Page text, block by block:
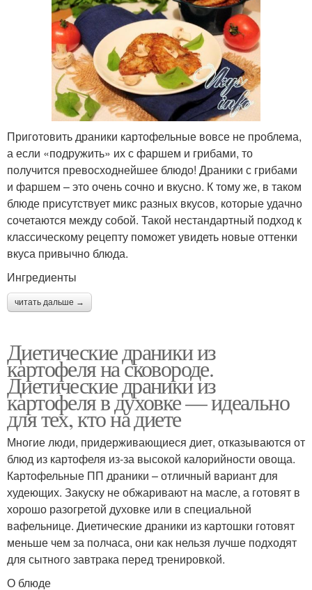
Приготовить драники картофельные вовсе не проблема,
а если «подружить» их с фаршем и грибами, то
получится превосходнейшее блюдо! Драники с грибами
и фаршем – это очень сочно и вкусно. К тому же, в таком
блюде присутствует микс разных вкусов, которые удачно
сочетаются между собой. Такой нестандартный подход к
классическому рецепту поможет увидеть новые оттенки
вкуса привычно блюда.
Ингредиенты
читать дальше →
Диетические драники из
картофеля на сковороде.
Диетические драники из
картофеля в духовке — идеально
для тех, кто на диете
Многие люди, придерживающиеся диет, отказываются от
блюд из картофеля из-за высокой калорийности овоща.
Картофельные ПП драники – отличный вариант для
худеющих. Закуску не обжаривают на масле, а готовят в
хорошо разогретой духовке или в специальной
вафельнице. Диетические драники из картошки готовят
меньше чем за полчаса, они как нельзя лучше подходят
для сытного завтрака перед тренировкой.
О блюде